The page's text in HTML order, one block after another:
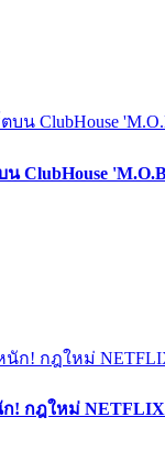
ClubHouse
! กฎใหม่